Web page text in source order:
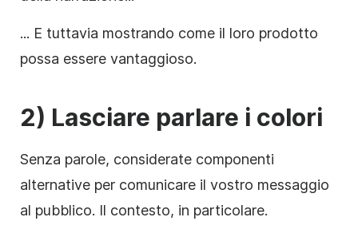
... E tuttavia mostrando come il loro prodotto
possa essere vantaggioso.
2) Lasciare parlare i colori
Senza parole, considerate componenti
alternative per comunicare il vostro messaggio
al pubblico. Il contesto, in particolare.